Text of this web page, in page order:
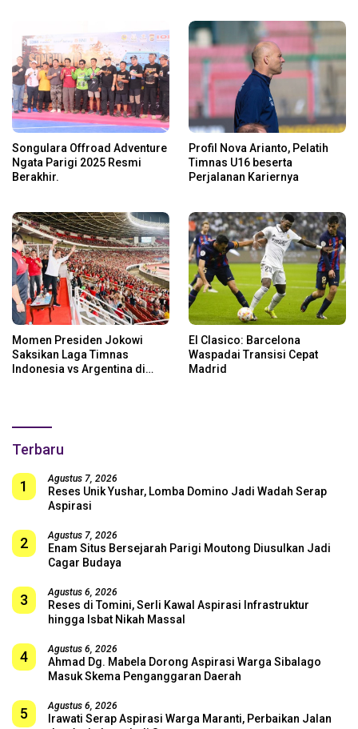
Songulara Offroad Adventure
Ngata Parigi 2025 Resmi
Berakhir.
Profil Nova Arianto, Pelatih
Timnas U16 beserta
Perjalanan Kariernya
Momen Presiden Jokowi
Saksikan Laga Timnas
Indonesia vs Argentina di
El Clasico: Barcelona
Waspadai Transisi Cepat
Madrid
Terbaru
1 Agustus 7, 2026
Reses Unik Yushar, Lomba Domino Jadi Wadah Serap
Aspirasi
2 Agustus 7, 2026
Enam Situs Bersejarah Parigi Moutong Diusulkan Jadi
Cagar Budaya
3 Agustus 6, 2026
Reses di Tomini, Serli Kawal Aspirasi Infrastruktur
hingga Isbat Nikah Massal
4 Agustus 6, 2026
Ahmad Dg. Mabela Dorong Aspirasi Warga Sibalago
Masuk Skema Penganggaran Daerah
5 Agustus 6, 2026
Irawati Serap Aspirasi Warga Maranti, Perbaikan Jalan